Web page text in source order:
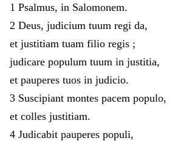
1 Psalmus, in Salomonem.
2 Deus, judicium tuum regi da,
et justitiam tuam filio regis ;
judicare populum tuum in justitia,
et pauperes tuos in judicio.
3 Suscipiant montes pacem populo,
et colles justitiam.
4 Judicabit pauperes populi,